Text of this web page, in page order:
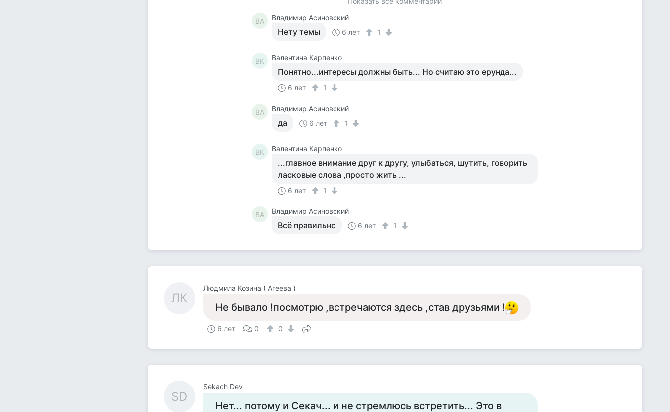
ВА Владимир Асиновский
Нету темы 6 лет 1
ВК Валентина Карпенко
Понятно...интересы должны быть... Но считаю это ерунда...
6 лет 1
ВА Владимир Асиновский
да 6 лет 1
ВК Валентина Карпенко
...главное внимание друг к другу, улыбаться, шутить, говорить
ласковые слова ,просто жить ...
6 лет 1
ВА Владимир Асиновский
Всё правильно 6 лет 1
ЛК
Людмила Козина ( Агеева )
Не бывало !посмотрю ,встречаются здесь ,став друзьями !
6 лет 0 0
SD
Sekach Dev
Нет... потому и Секач... и не стремлюсь встретить... Это в